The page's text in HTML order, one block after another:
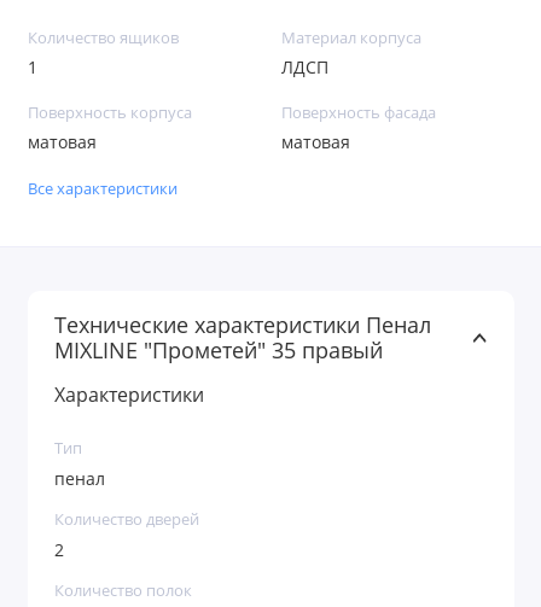
Количество ящиков
1
Материал корпуса
ЛДСП
Поверхность корпуса
матовая
Поверхность фасада
матовая
Все характеристики
Технические характеристики Пенал
MIXLINE "Прометей" 35 правый
Характеристики
Тип
пенал
Количество дверей
2
Количество полок